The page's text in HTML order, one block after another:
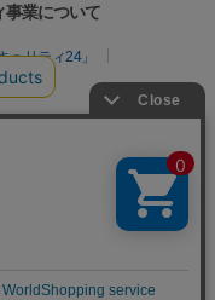
事業について
リティ24」